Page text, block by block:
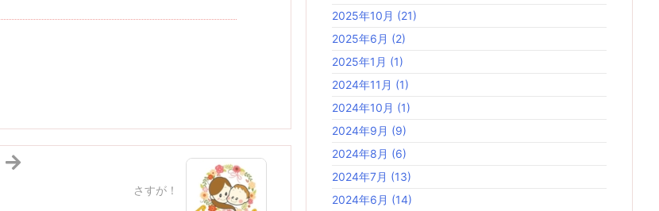
さすが！
2025年10月 (21)
2025年6月 (2)
2025年1月 (1)
2024年11月 (1)
2024年10月 (1)
2024年9月 (9)
2024年8月 (6)
2024年7月 (13)
2024年6月 (14)